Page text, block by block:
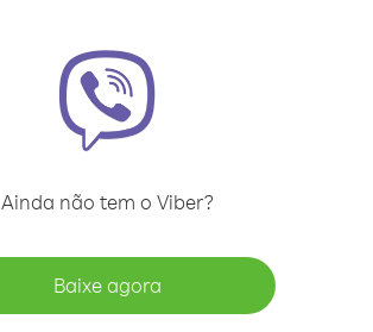
Ainda não tem o Viber?
Baixe agora